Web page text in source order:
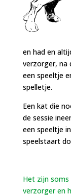
en had en
verzorger, na
een speeltje
spelletje.
Een kat die
de sessie
een speeltje
speelstaart
Het zijn soms
verzorger en